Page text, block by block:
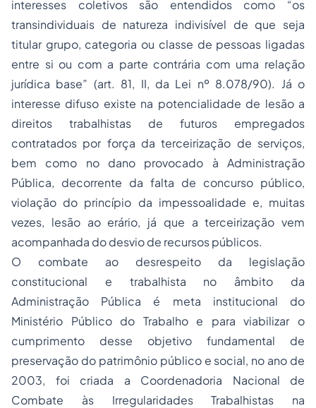
interesses coletivos são entendidos como “os
transindividuais de natureza indivisível de que seja
titular grupo, categoria ou classe de pessoas ligadas
entre si ou com a parte contrária com uma relação
jurídica base” (art. 81, II, da Lei nº 8.078/90). Já o
interesse difuso existe na potencialidade de lesão a
direitos trabalhistas de futuros empregados
contratados por força da terceirização de serviços,
bem como no dano provocado à Administração
Pública, decorrente da falta de concurso público,
violação do princípio da impessoalidade e, muitas
vezes, lesão ao erário, já que a terceirização vem
acompanhada do desvio de recursos públicos.
O combate ao desrespeito da legislação
constitucional e trabalhista no âmbito da
Administração Pública é meta institucional do
Ministério Público do Trabalho e para viabilizar o
cumprimento desse objetivo fundamental de
preservação do patrimônio público e social, no ano de
2003, foi criada a Coordenadoria Nacional de
Combate às Irregularidades Trabalhistas na